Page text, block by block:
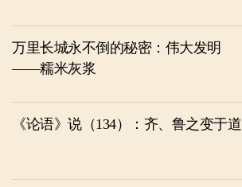
万里长城永不倒的秘密：伟大发明
——糯米灰浆
《论语》说（134）：齐、鲁之变于道